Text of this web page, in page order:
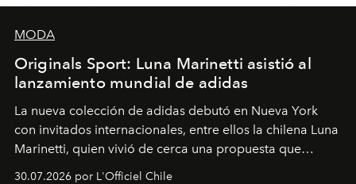
MODA
Originals Sport: Luna Marinetti asistió al
lanzamiento mundial de adidas
La nueva colección de adidas debutó en Nueva York
con invitados internacionales, entre ellos la chilena Luna
Marinetti, quien vivió de cerca una propuesta que
30.07.2026 por L'Officiel Chile